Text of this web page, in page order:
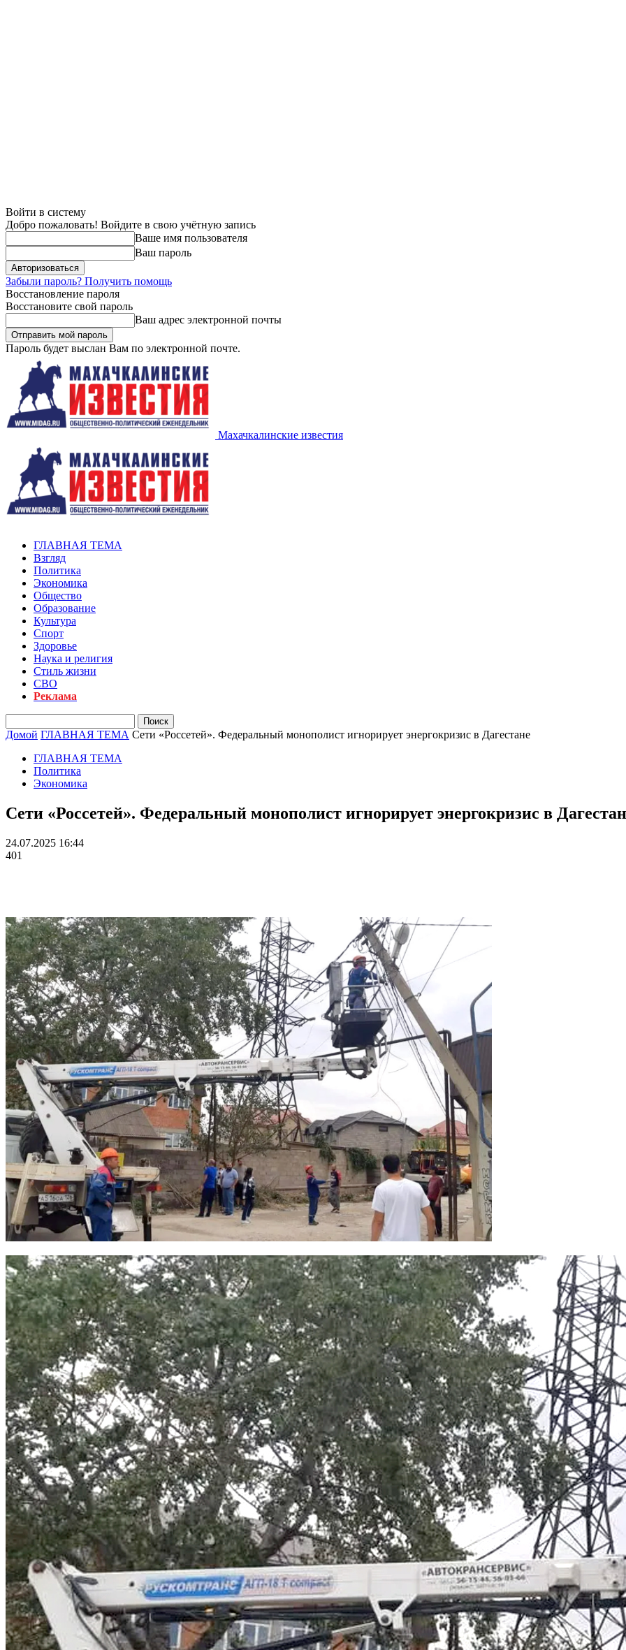
Войти в систему
Добро пожаловать! Войдите в свою учётную запись
Ваше имя пользователя
Ваш пароль
Забыли пароль? Получить помощь
Восстановление пароля
Восстановите свой пароль
Ваш адрес электронной почты
Пароль будет выслан Вам по электронной почте.
Махачкалинские известия
ГЛАВНАЯ ТЕМА
Взгляд
Политика
Экономика
Общество
Образование
Культура
Спорт
Здоровье
Наука и религия
Стиль жизни
СВО
Реклама
Домой ГЛАВНАЯ ТЕМА Сети «Россетей». Федеральный монополист игнорирует энергокризис в Дагестане
ГЛАВНАЯ ТЕМА
Политика
Экономика
Сети «Россетей». Федеральный монополист игнорирует энергокризис в
24.07.2025 16:44
401